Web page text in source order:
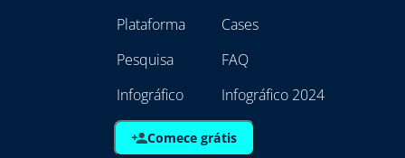
Plataforma
Pesquisa
Infográfico
Cases
FAQ
Infográfico 2024
Comece grátis